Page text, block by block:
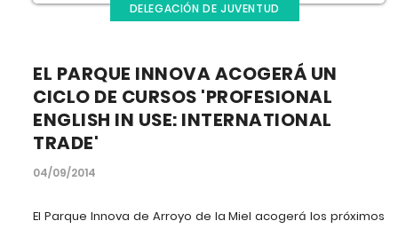
DELEGACIÓN DE JUVENTUD
EL PARQUE INNOVA ACOGERÁ UN
CICLO DE CURSOS 'PROFESIONAL
ENGLISH IN USE: INTERNATIONAL
TRADE'
04/09/2014
El Parque Innova de Arroyo de la Miel acogerá los próximos